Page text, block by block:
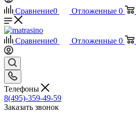
Сравнение0 Отложенные 0
Сравнение0 Отложенные 0
Телефоны
8(495)-359-49-59
Заказать звонок